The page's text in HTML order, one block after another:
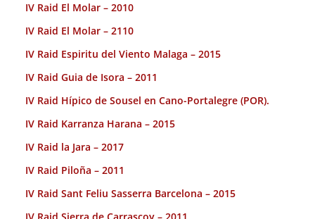
IV Raid El Molar – 2010
IV Raid El Molar – 2110
IV Raid Espiritu del Viento Malaga – 2015
IV Raid Guia de Isora – 2011
IV Raid Hípico de Sousel en Cano-Portalegre (POR).
IV Raid Karranza Harana – 2015
IV Raid la Jara – 2017
IV Raid Piloña – 2011
IV Raid Sant Feliu Sasserra Barcelona – 2015